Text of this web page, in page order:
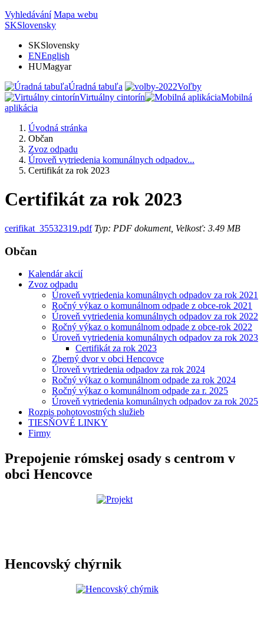
Vyhledávání Mapa webu
SKSlovensky
SKSlovensky
ENEnglish
HUMagyar
Úradná tabuľa
Voľby
Virtuálny cintorín
Mobilná
aplikácia
Úvodná stránka
Občan
Zvoz odpadu
Úroveň vytriedenia komunálnych odpadov...
Certifikát za rok 2023
Certifikát za rok 2023
cerifikat_35532319.pdfTyp: PDF dokument, Velkosť: 3.49 MB
Občan
Kalendár akcií
Zvoz odpadu
Úroveň vytriedenia komunálnych odpadov za rok 2021
Ročný výkaz o komunálnom odpade z obce-rok 2021
Úroveň vytriedenia komunálnych odpadov za rok 2022
Ročný výkaz o komunálnom odpade z obce-rok 2022
Úroveň vytriedenia komunálnych odpadov za rok 2023
Certifikát za rok 2023
Zberný dvor v obci Hencovce
Úroveň vytriedenia odpadov za rok 2024
Ročný výkaz o komunálnom odpade za rok 2024
Ročný výkaz o komunálnom odpade za r. 2025
Úroveň vytriedenia komunálnych odpadov za rok 2025
Rozpis pohotovostných služieb
TIESŇOVÉ LINKY
Firmy
Prepojenie rómskej osady s centrom v
obci Hencovce
Hencovský chýrnik